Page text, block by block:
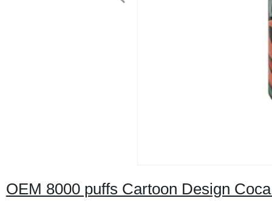
OEM 8000 puffs Cartoon Design